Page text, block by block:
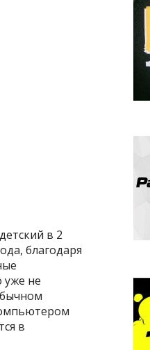
в 2
благодаря
уже не
в